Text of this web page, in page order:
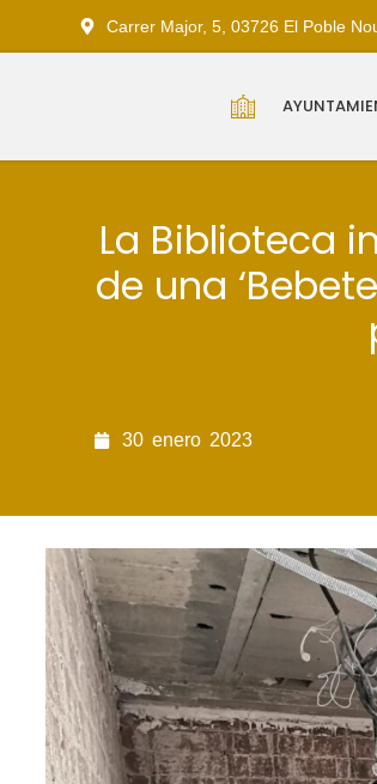
Carrer Major, 5, 03726 El Poble
La Biblioteca
de una
30 enero 2023